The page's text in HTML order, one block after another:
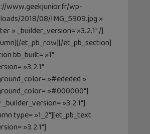
www.geekjunior.fr/wp-
2018/08/IMG_5909.jpg »
» _builder_version= »3.2.1″ /]
et_pb_row][/et_pb_section]
bb_built= »1″
»3.2.1″
»#ededed »
»#000000″]
»3.2.1″]
type= »1_2″][et_pb_text
»3.2.1″]